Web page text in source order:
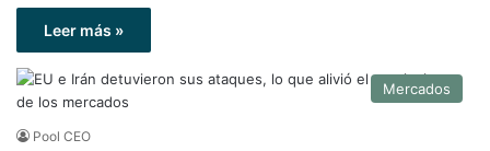
Leer más »
Mercados
Pool CEO